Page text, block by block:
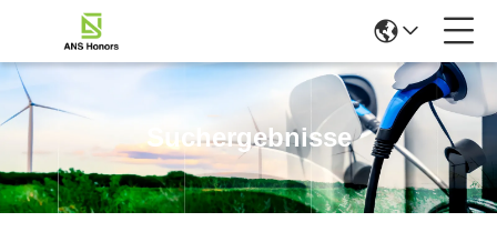
Suchergebnisse